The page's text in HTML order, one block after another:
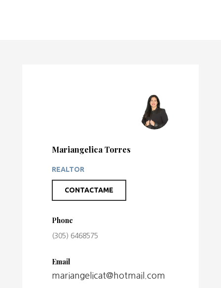
Mariangelica Torres
REALTOR
CONTACTAME
Phone
(305) 6468575
Email
mariangelicat@hotmail.com